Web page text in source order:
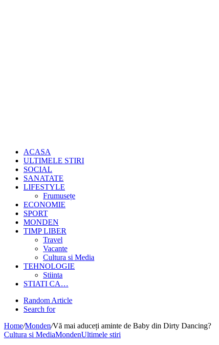
ACASA
ULTIMELE STIRI
SOCIAL
SANATATE
LIFESTYLE
Frumusețe
ECONOMIE
SPORT
MONDEN
TIMP LIBER
Travel
Vacante
Cultura si Media
TEHNOLOGIE
Stiinta
STIATI CA…
Random Article
Search for
Home/Monden/Vă mai aduceți aminte de Baby din Dirty Dancing?
Cultura si MediaMondenUltimele stiri